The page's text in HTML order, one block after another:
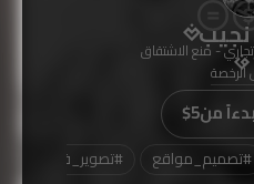
من$5
#تصميم_مواقع #تصوير_فوتوغرافي
- منع الاشتقاق
الرخصة